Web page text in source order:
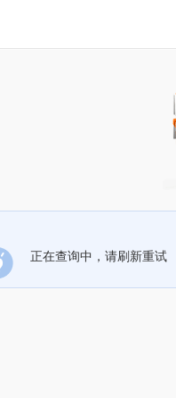
正在查询中，请刷新重试